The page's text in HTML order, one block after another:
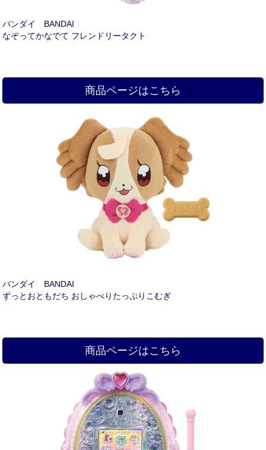
バンダイ BANDAI
なぞってかなでて フレンドリータクト
商品ページはこちら
バンダイ BANDAI
ずっとおともだち おしゃべりたっぷりこむぎ
商品ページはこちら